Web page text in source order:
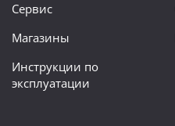
Сервис
Магазины
Инструкции по
эксплуатации